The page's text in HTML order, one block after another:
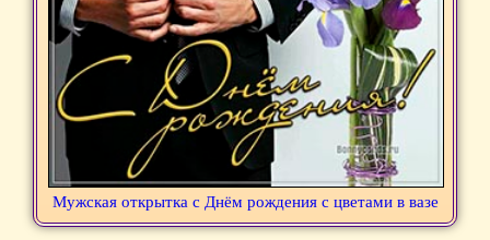
Мужская открытка с Днём рождения с цветами в вазе